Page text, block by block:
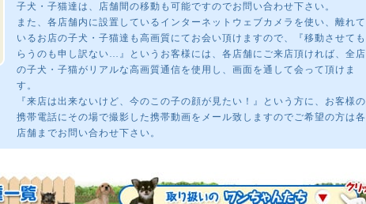
子犬・子猫達は、店舗間の移動も可能ですのでお問い合わせ下さい。
また、各店舗内に設置しているインターネットウェブカメラを使い、離れて
いるお店の子犬・子猫達も高画質にてお会い頂けますので、『移動させても
らうのも申し訳ない…』というお客様には、各店舗にご来店頂ければ、全店
の子犬・子猫がリアルな高画質通信を使用し、画面を通して会って頂けま
す。
『来店は出来ないけど、今のこの子の顔が見たい！』という方に、お客様の
携帯電話にその場で撮影した携帯動画をメール致しますのでご希望の方は各
店舗までお問い合わせ下さい。